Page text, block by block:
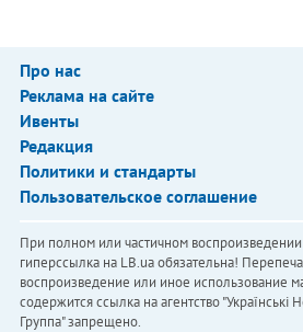
Про нас
Реклама на сайте
Ивенты
Редакция
Политики и стандарты
Пользовательское соглашение
При полном или частичном
гиперссылка на LB.ua обязательна!
воспроизведение или иное использование
содержится ссылка на агентство "Українськi
Группа" запрещено.